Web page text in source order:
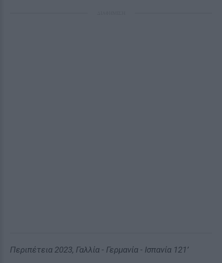
Περιπέτεια 2023, Γαλλία - Γερμανία - Ισπανία 121’